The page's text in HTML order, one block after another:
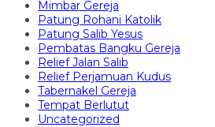
Mimbar Gereja
Patung Rohani Katolik
Patung Salib Yesus
Pembatas Bangku Gereja
Relief Jalan Salib
Relief Perjamuan Kudus
Tabernakel Gereja
Tempat Berlutut
Uncategorized